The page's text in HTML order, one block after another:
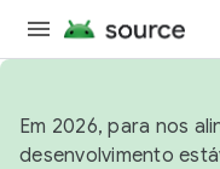
Em 2026, para nos
desenvolvimento